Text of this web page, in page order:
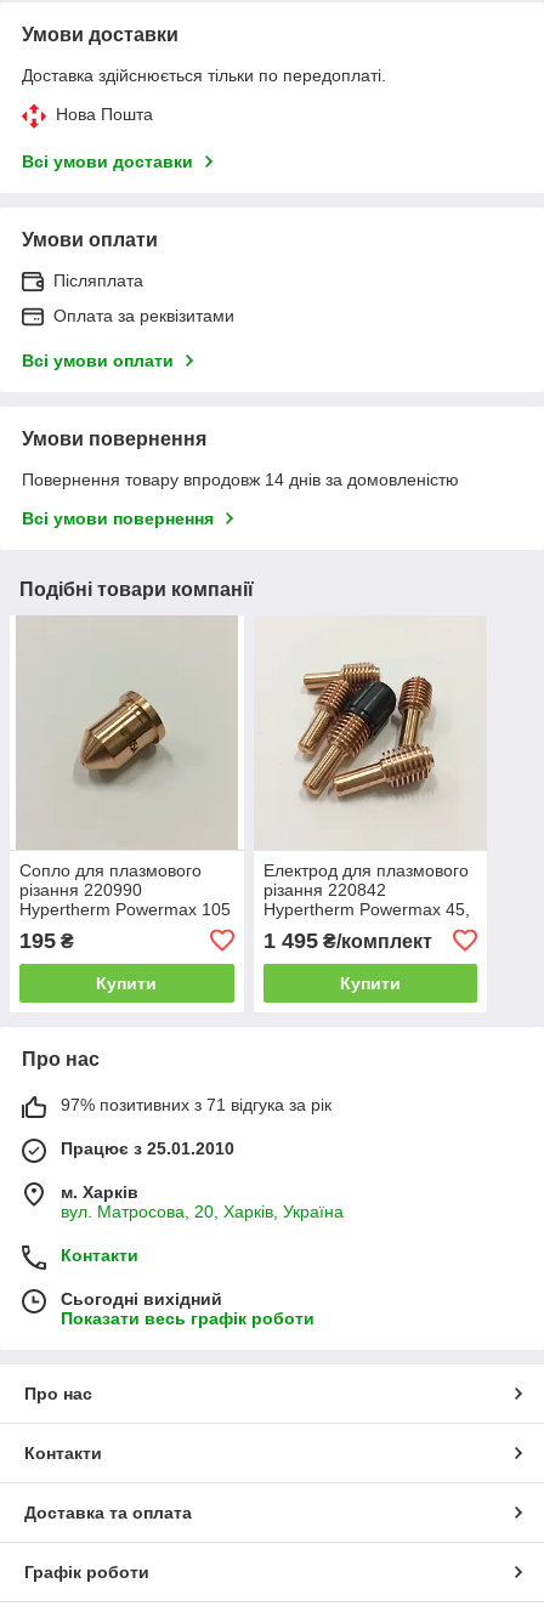
Умови доставки
Доставка здійснюється тільки по передоплаті.
Нова Пошта
Всі умови доставки
Умови оплати
Післяплата
Оплата за реквізитами
Всі умови оплати
Умови повернення
Повернення товару впродовж 14 днів за домовленістю
Всі умови повернення
Подібні товари компанії
Сопло для плазмового
різання 220990
Hypertherm Powermax 105
195 ₴
Купити
Електрод для плазмового
різання 220842
Hypertherm Powermax 45,
1 495₴/комплект
Купити
Про нас
97% позитивних з 71 відгука за рік
Працює з 25.01.2010
м. Харків
вул. Матросова, 20, Харків, Україна
Контакти
Сьогодні вихідний
Показати весь графік роботи
Про нас
Контакти
Доставка та оплата
Графік роботи